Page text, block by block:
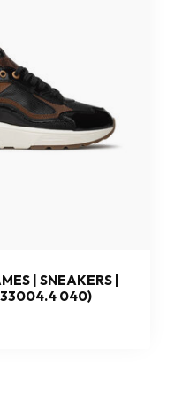
| SNEAKERS |
040)